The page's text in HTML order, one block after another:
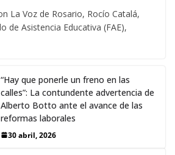
La Voz de Rosario, Rocío Catalá,
de Asistencia Educativa (FAE),
“Hay que ponerle un freno en las
calles”: La contundente advertencia de
Alberto Botto ante el avance de las
reformas laborales
30 abril, 2026